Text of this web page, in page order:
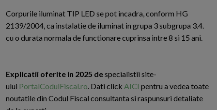
Corpurile iluminat TIP LED se pot incadra, conform HG
2139/2004, ca instalatie de iluminat in grupa 3 subgrupa 3.4.
cu o durata normala de functionare cuprinsa intre 8 si 15 ani.
Explicatii oferite in 2025 despecialistii site-
ului PortalCodulFiscal.ro. Dati click AICI pentru a vedea toate
noutatile din Codul Fiscal consultanta si raspunsuri detaliate